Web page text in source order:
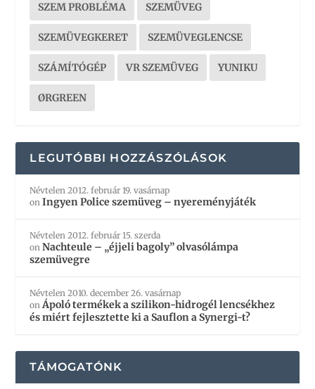
SZEM PROBLÉMA SZEMÜVEG
SZEMÜVEGKERET SZEMÜVEGLENCSE
SZÁMÍTÓGÉP VR SZEMÜVEG YUNIKU
ØRGREEN
LEGUTÓBBI HOZZÁSZÓLÁSOK
Névtelen 2012. február 19. vasárnap
onIngyen Police szemüveg – nyereményjáték
Névtelen 2012. február 15. szerda
onNachteule – „éjjeli bagoly” olvasólámpa
szemüvegre
Névtelen 2010. december 26. vasárnap
onÁpoló termékek a szilikon-hidrogél lencsékhez
és miért fejlesztette ki a Sauflon a Synergi-t?
TÁMOGATÓNK